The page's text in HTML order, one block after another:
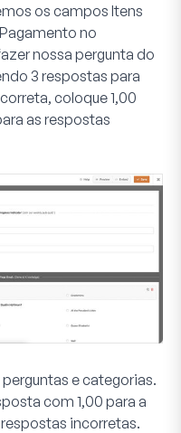
os campos Itens
no
nossa pergunta do
3 respostas para
coloque1,00
as respostas
e categorias.
com 1,00 para a
incorretas.